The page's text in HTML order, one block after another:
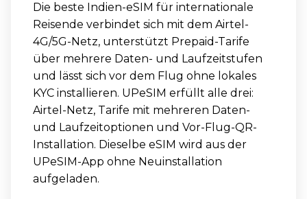
Die beste Indien-eSIM für internationale
Reisende verbindet sich mit dem Airtel-
4G/5G-Netz, unterstützt Prepaid-Tarife
über mehrere Daten- und Laufzeitstufen
und lässt sich vor dem Flug ohne lokales
KYC installieren. UPeSIM erfüllt alle drei:
Airtel-Netz, Tarife mit mehreren Daten-
und Laufzeitoptionen und Vor-Flug-QR-
Installation. Dieselbe eSIM wird aus der
UPeSIM-App ohne Neuinstallation
aufgeladen.